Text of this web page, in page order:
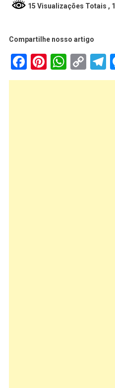
15 Visualizações Totais ,
Compartilhe nosso artigo
Facebook
Pinterest